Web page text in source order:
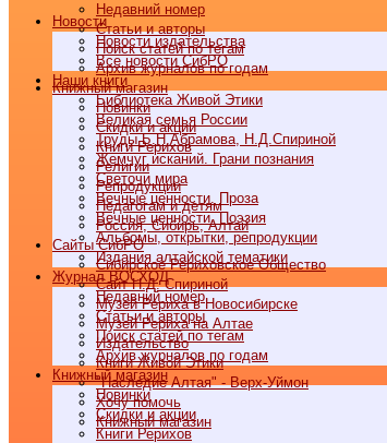
Недавний номер
Статьи и авторы
Поиск статей по тегам
Архив журналов по годам
Книжный магазин
Новинки
Скидки и акции
Книги Рерихов
Религии
Репродукции
Педагогам и детям
Россия, Сибирь, Алтай
Cайты СибРО
Сибирское Рериховское Общество
Сайт Н.Д. Спириной
Музей Рериха в Новосибирске
Музей Рериха на Алтае
Издательство
Книги Живой Этики
"Наследие Алтая" - Верх-Уймон
Хочу помочь
Книжный магазин
Новости
Новости издательства
Все новости СибРО
Наши книги
Библиотека Живой Этики
Великая семья России
Труды Б.Н.Абрамова, Н.Д.Спириной
Жемчуг исканий. Грани познания
Светочи мира
Вечные ценности. Проза
Вечные ценности. Поэзия
Альбомы, открытки, репродукции
Издания алтайской тематики
Журнал ВОСХОД
Недавний номер
Статьи и авторы
Поиск статей по тегам
Архив журналов по годам
Книжный магазин
Новинки
Скидки и акции
Книги Рерихов